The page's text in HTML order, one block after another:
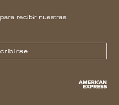
recibir nuestras